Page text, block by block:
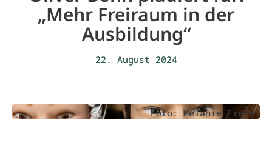
„Mehr Freiraum in der
Ausbildung“
22. August 2024
Foto: Melanie Fredel